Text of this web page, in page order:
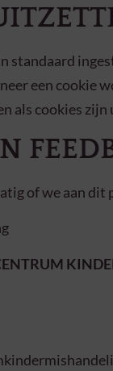
standaard
een cookie
als cookies zijn
of we aan dit